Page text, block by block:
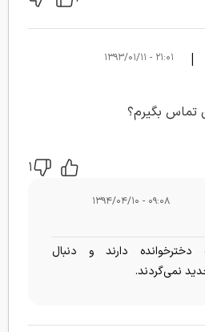
| ۲۱:۰۱ - ۱۳۹۳/۰۱/۱۱
تماس بگیرم؟
۱
۰۹:۰۸ - ۱۳۹۴/۰۴/۱۰
دارند و دنبال
نمی‌گردند.